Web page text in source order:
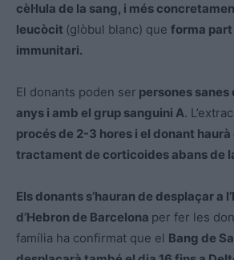
cèl·lula de la sang, i més
leucòcit (glòbul blanc) que forma
immunitari.
El donants poden ser persones sanes
anys i amb el grup sanguini A.
procés de 2-3 hores i el donant haurà
tractament de corticoides abans de
Els donants s’hauran de desplaçar a
d’Hebron de Barcelona per fer les
família ha confirmat que el Bang de